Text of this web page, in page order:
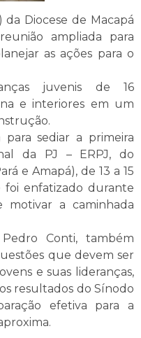
Diocese de Macapá
ampliada para
as ações para o
juvenis de 16
e interiores em um
sediar a primeira
da PJ – ERPJ, do
e Amapá), de 13 a 15
enfatizado durante
a caminhada
Conti, também
que devem ser
e suas lideranças,
resultados do Sínodo
efetiva para a